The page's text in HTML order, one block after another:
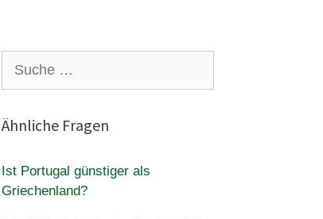
nach:
Ähnliche Fragen
Ist Portugal günstiger als
Griechenland?